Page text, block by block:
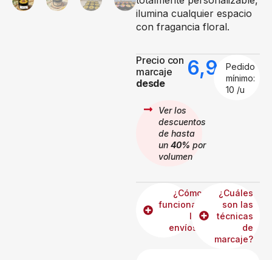
ilumina cualquier espacio
con fragancia floral.
Precio con
marcaje
desde
6,99€
Pedido
mínimo:
10 /u
Ver los
descuentos
de hasta
un 40% por
volumen
¿Cómo
funcionan
los
envíos?
¿Cuáles
son las
técnicas
de
marcaje?